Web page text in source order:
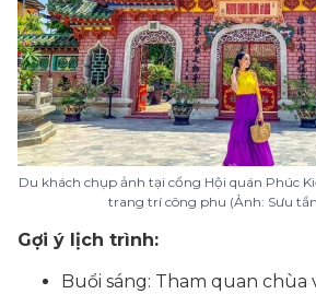
Du khách chụp ảnh tại cổng Hội quán Phúc
trang trí công phu (Ảnh: Sưu
Gợi ý lịch trình:
Buổi sáng: Tham quan chùa